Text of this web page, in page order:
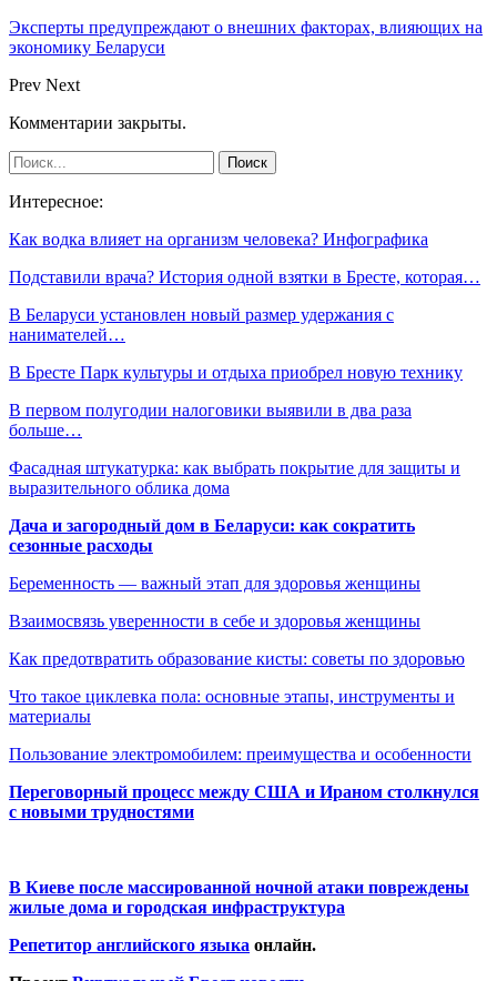
Эксперты предупреждают о внешних факторах, влияющих на
экономику Беларуси
Prev Next
Комментарии закрыты.
Интересное:
Как водка влияет на организм человека? Инфографика
Подставили врача? История одной взятки в Бресте, которая…
В Беларуси установлен новый размер удержания с
нанимателей…
В Бресте Парк культуры и отдыха приобрел новую технику
В первом полугодии налоговики выявили в два раза
больше…
Фасадная штукатурка: как выбрать покрытие для защиты и
выразительного облика дома
Дача и загородный дом в Беларуси: как сократить
сезонные расходы
Беременность — важный этап для здоровья женщины
Взаимосвязь уверенности в себе и здоровья женщины
Как предотвратить образование кисты: советы по здоровью
Что такое циклевка пола: основные этапы, инструменты и
материалы
Пользование электромобилем: преимущества и особенности
Переговорный процесс между США и Ираном столкнулся
с новыми трудностями
В Киеве после массированной ночной атаки повреждены
жилые дома и городская инфраструктура
Репетитор английского языка онлайн.